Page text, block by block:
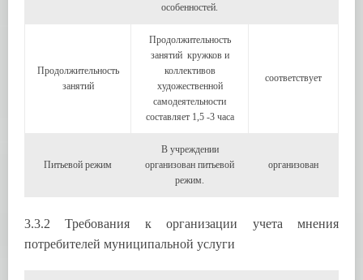
особенностей.
Продолжительность
занятий
Продолжительность
занятий кружков и
коллективов
художественной
самодеятельности
составляет 1,5 -3 часа
соответствует
Питьевой режим
В учреждении
организован питьевой
режим.
организован
3.3.2 Требования к организации учета мнения
потребителей муниципальной услуги